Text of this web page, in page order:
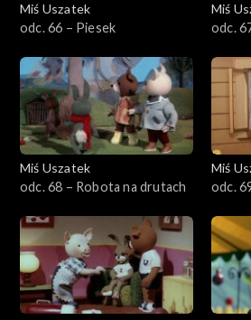
Miś Uszatek
odc. 66 – Piesek
Miś
odc.
Miś Uszatek
odc. 68 – Robota na drutach
Miś
odc.